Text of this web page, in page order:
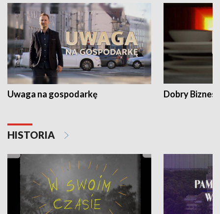
Uwaga na gospodarkę Dobry Biznes
HISTORIA